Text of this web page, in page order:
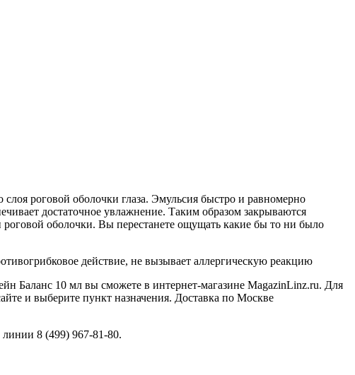
роговой оболочки глаза. Эмульсия быстро и равномерно
достаточное увлажнение. Таким образом закрываются
оболочки. Вы перестанете ощущать какие бы то ни было
действие, не вызывает аллергическую реакцию
Баланс 10 мл вы сможете в интернет-магазине MagazinLinz.ru. Для
и выберите пункт назначения. Доставка по Москве
8 (499) 967-81-80.